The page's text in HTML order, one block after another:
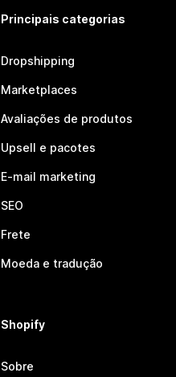
Principais categorias
Dropshipping
Marketplaces
Avaliações de produtos
Upsell e pacotes
E-mail marketing
SEO
Frete
Moeda e tradução
Shopify
Sobre